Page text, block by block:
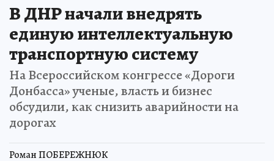
В ДНР начали внедрять
единую интеллектуальную
транспортную систему
На Всероссийском конгрессе «Дороги
Донбасса» ученые, власть и бизнес
обсудили, как снизить аварийности на
дорогах
Роман ПОБЕРЕЖНЮК